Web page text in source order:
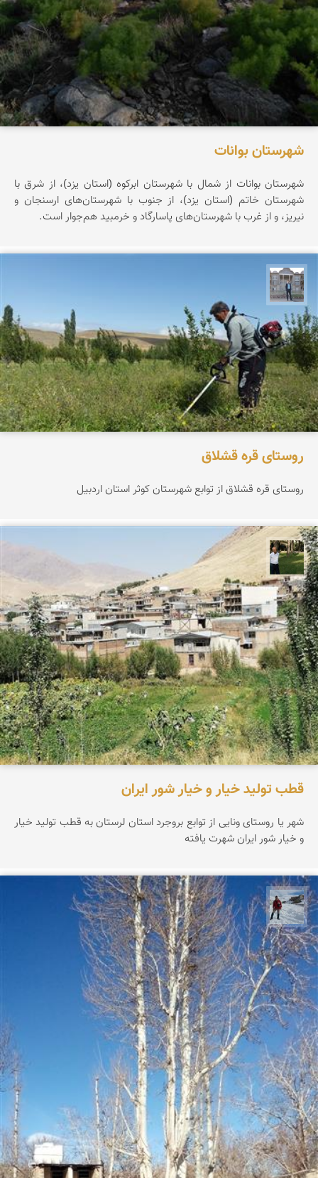
شهرستان بوانات
شهرستان بوانات از شمال با شهرستان ابرکوه (استان یزد)، از شرق با
شهرستان خاتم (استان یزد)، از جنوب با شهرستان‌های ارسنجان و
نیریز، و از غرب با شهرستان‌های پاسارگاد و خرمبید هم‌جوار است.
روستای قره قشلاق
روستای قره قشلاق از توابع شهرستان کوثر استان اردبیل
عبدل شعبانی
قطب تولید خیار و خیار شور ایران
شهر یا روستای ونایی از توابع بروجرد استان لرستان به قطب تولید خیار
و خیار شور ایران شهرت یافته
محمد رفیعی